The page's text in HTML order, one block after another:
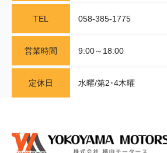
TEL 058-385-1775
営業時間 9:00～18:00
定休日 水曜/第2･4木曜